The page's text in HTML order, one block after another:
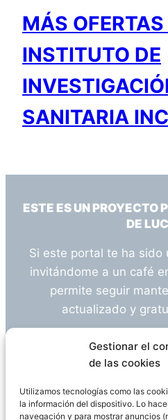
Gestionar el
de las cookies
Utilizamos tecnologías como las
la información del dispositivo. Lo
navegación y para mostrar anuncios
MÁS OFERTAS
INSTITUTO DE
SANITARIA
ESTE ES UN PROYECTO
DE
Si este portal te ha sido
invitándome a un café
permite seguir
actualizado y
¿Tienes alguna duda o